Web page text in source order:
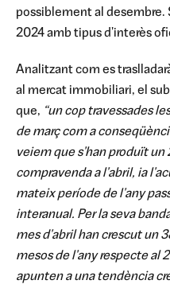
possiblement al desembre.
2024 amb tipus d'interès
Analitzant com es
al mercat immobiliari, el
que, “un cop travessades
de març com a
veiem que s'han produït un
compravenda a l'abril, ia
mateix període de l'any
interanual. Per la seva
mes d'abril han crescut un
mesos de l'any respecte al
apunten a una tendència